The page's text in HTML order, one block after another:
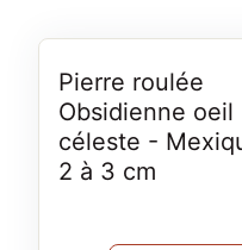
Pierre roulée
Obsidienne oeil
céleste -
2 à 3 cm